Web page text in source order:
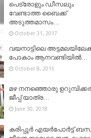
പെട്രോളും ഡീസലും
വേണ്ടാത്ത ബൈക്ക്
അടുത്തമാസം…
October 31, 2017
വയനാട്ടിലെ
പോകാം ആനവണ്ടിയില്‍…
October 8, 2015
മഴ നനഞ്ഞൊരു
ജീപ്പ് യാത്ര…
June 30, 2018
കരിപ്പൂർ എയർപോർട്ട്